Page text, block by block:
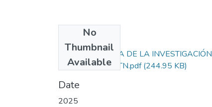
No
Thumbnail
Available
METODOLOGÍA DE LA INVESTIGACIÓN
PARTICIPATIVA TN.pdf(244.95 KB)
Date
2025